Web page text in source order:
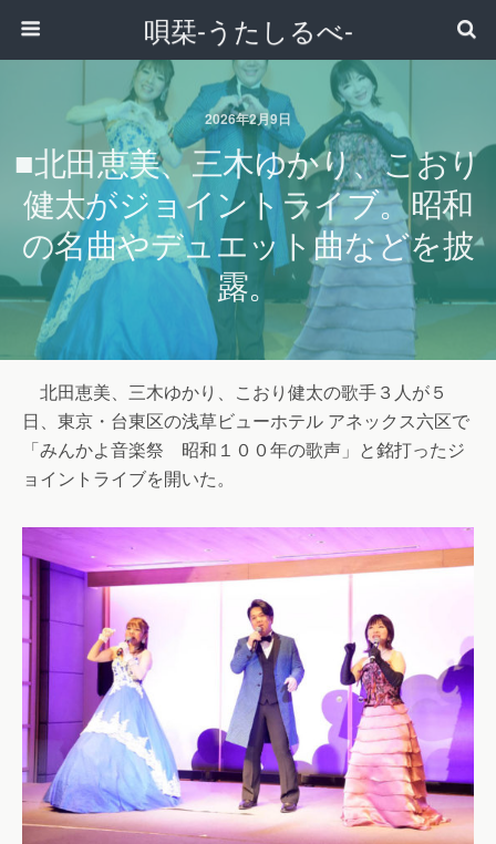
唄栞-うたしるべ-
2026年2月9日
■北田恵美、三木ゆかり、こおり
健太がジョイントライブ。昭和
の名曲やデュエット曲などを披
露。
北田恵美、三木ゆかり、こおり健太の歌手３人が５
日、東京・台東区の浅草ビューホテル アネックス六区で
「みんかよ音楽祭 昭和１００年の歌声」と銘打ったジ
ョイントライブを開いた。